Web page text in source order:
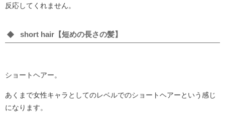
反応してくれません。
short hair【短めの長さの髪】
ショートヘアー。
あくまで女性キャラとしてのレベルでのショートヘアーという感じ
になります。